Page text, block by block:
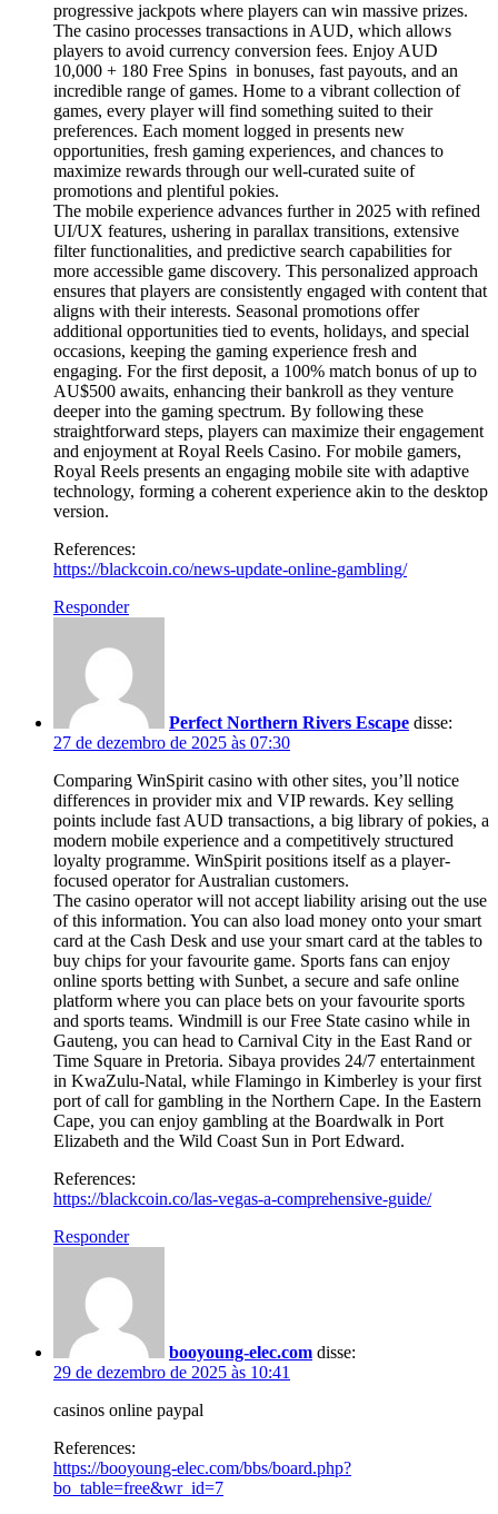
progressive jackpots where players can win massive prizes.
The casino processes transactions in AUD, which allows
players to avoid currency conversion fees. Enjoy AUD
10,000 + 180 Free Spins in bonuses, fast payouts, and an
incredible range of games. Home to a vibrant collection of
games, every player will find something suited to their
preferences. Each moment logged in presents new
opportunities, fresh gaming experiences, and chances to
maximize rewards through our well-curated suite of
promotions and plentiful pokies.
The mobile experience advances further in 2025 with refined
UI/UX features, ushering in parallax transitions, extensive
filter functionalities, and predictive search capabilities for
more accessible game discovery. This personalized approach
ensures that players are consistently engaged with content that
aligns with their interests. Seasonal promotions offer
additional opportunities tied to events, holidays, and special
occasions, keeping the gaming experience fresh and
engaging. For the first deposit, a 100% match bonus of up to
AU$500 awaits, enhancing their bankroll as they venture
deeper into the gaming spectrum. By following these
straightforward steps, players can maximize their engagement
and enjoyment at Royal Reels Casino. For mobile gamers,
Royal Reels presents an engaging mobile site with adaptive
technology, forming a coherent experience akin to the desktop
version.
References:
https://blackcoin.co/news-update-online-gambling/
Responder
Perfect Northern Rivers Escape disse:
27 de dezembro de 2025 às 07:30
Comparing WinSpirit casino with other sites, you’ll notice
differences in provider mix and VIP rewards. Key selling
points include fast AUD transactions, a big library of pokies, a
modern mobile experience and a competitively structured
loyalty programme. WinSpirit positions itself as a player-
focused operator for Australian customers.
The casino operator will not accept liability arising out the use
of this information. You can also load money onto your smart
card at the Cash Desk and use your smart card at the tables to
buy chips for your favourite game. Sports fans can enjoy
online sports betting with Sunbet, a secure and safe online
platform where you can place bets on your favourite sports
and sports teams. Windmill is our Free State casino while in
Gauteng, you can head to Carnival City in the East Rand or
Time Square in Pretoria. Sibaya provides 24/7 entertainment
in KwaZulu-Natal, while Flamingo in Kimberley is your first
port of call for gambling in the Northern Cape. In the Eastern
Cape, you can enjoy gambling at the Boardwalk in Port
Elizabeth and the Wild Coast Sun in Port Edward.
References:
https://blackcoin.co/las-vegas-a-comprehensive-guide/
Responder
booyoung-elec.com disse:
29 de dezembro de 2025 às 10:41
casinos online paypal
References:
https://booyoung-elec.com/bbs/board.php?
bo_table=free&wr_id=7